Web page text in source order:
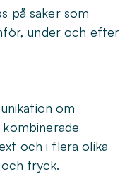
på saker som
under och efter
om
och i flera olika
tryck.